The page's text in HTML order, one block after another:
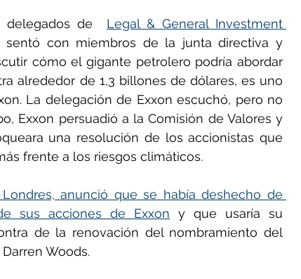
delegados de Legal & General Investment
sentó con miembros de la junta directiva y
cómo el gigante petrolero podría abordar
alrededor de 1,3 billones de dólares, es uno
La delegación de Exxon escuchó, pero no
Exxon persuadió a la Comisión de Valores y
una resolución de los accionistas que
frente a los riesgos climáticos.
anunció que se había deshecho de
sus acciones de Exxon y que usaría su
de la renovación del nombramiento del
Woods.